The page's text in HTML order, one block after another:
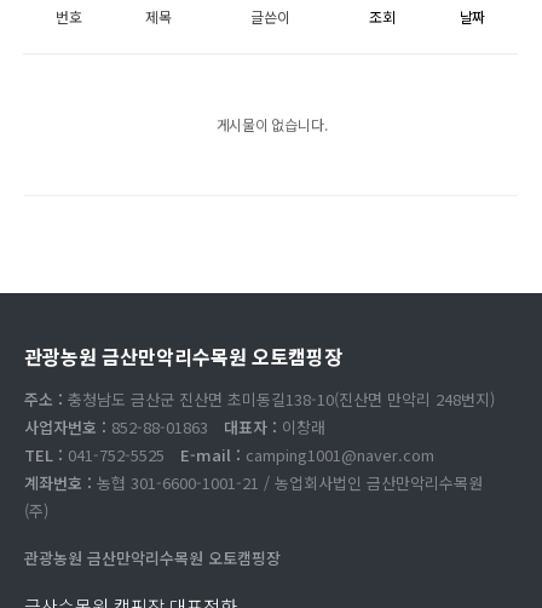
번호 제목 글쓴이 조회 날짜
게시물이 없습니다.
관광농원 금산만악리수목원 오토캠핑장
주소 : 충청남도 금산군 진산면 초미동길138-10(진산면 만악리 248번지)
사업자번호 : 852-88-01863 대표자 : 이창래
TEL : 041-752-5525 E-mail : camping1001@naver.com
계좌번호 : 농협 301-6600-1001-21 / 농업회사법인 금산만악리수목원
(주)
관광농원 금산만악리수목원 오토캠핑장